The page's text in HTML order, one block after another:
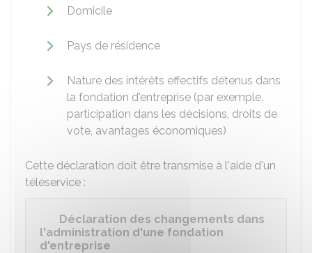
Domicile
Pays de résidence
Nature des intérêts effectifs détenus dans
la fondation d'entreprise (par exemple,
participation dans les décisions, droits de
vote, avantages économiques)
Cette déclaration doit être transmise à l'aide d'un
téléservice :
Déclaration des changements dans
l'administration d'une fondation
d'entreprise